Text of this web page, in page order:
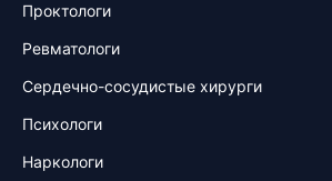
Проктологи
Ревматологи
Сердечно-сосудистые хирурги
Психологи
Наркологи